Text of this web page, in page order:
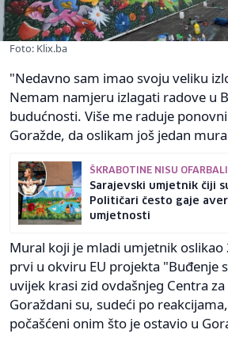
Foto: Klix.ba
"Nedavno sam imao svoju veliku
Nemam namjeru izlagati radove u
budućnosti. Više me raduje
Goražde, da oslikam još jedan
ŠKRABOTINE NISU OFARBALI
Sarajevski umjetnik čiji
Političari često gaje
umjetnosti
Mural koji je mladi umjetnik
prvi u okviru EU projekta "Buđenje
uvijek krasi zid ovdašnjeg Centra
Goraždani su, sudeći po
počašćeni onim što je ostavio u